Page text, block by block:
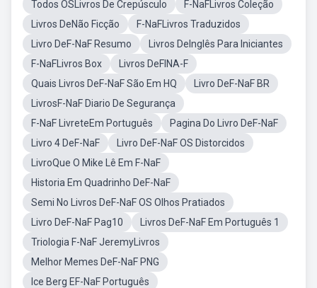
Todos OSLivros De Crepúsculo
F-NaFLivros Coleção
Livros DeNão Ficção
F-NaFLivros Traduzidos
Livro DeF-NaF Resumo
Livros DeInglês Para Iniciantes
F-NaFLivros Box
Livros DeFINA-F
Quais Livros DeF-NaF São Em HQ
Livro DeF-NaF BR
LivrosF-NaF Diario De Segurança
F-NaF LivreteEm Português
Pagina Do Livro DeF-NaF
Livro 4 DeF-NaF
Livro DeF-NaF OS Distorcidos
LivroQue O Mike Lê Em F-NaF
Historia Em Quadrinho DeF-NaF
Semi No Livros DeF-NaF OS Olhos Pratiados
Livro DeF-NaF Pag10
Livros DeF-NaF Em Português 1
Triologia F-NaF JeremyLivros
Melhor Memes DeF-NaF PNG
Ice Berg EF-NaF Português